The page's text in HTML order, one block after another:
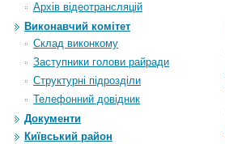
Архiв вiдеотрансляцiй
Виконавчий комітет
Склад виконкому
Заступники голови райради
Структурні підрозділи
Телефонний довідник
Документи
Київський район